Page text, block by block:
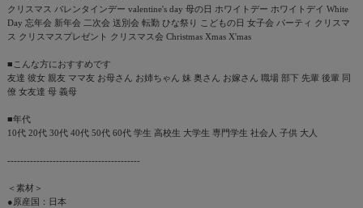
クリスマス バレンタインデー valentine's day 母の日 ホワイトデー ホワイトデイ White
Day 忘年会 新年会 二次会 送別会 転勤 ひな祭り こどもの日 女子会 パーティ クリスマ
ス クリスマスプレゼント クリスマス会 Christmas Xmas X'mas
■こんな方におすすめです
友達 彼女 親友 ママ友 お母さん お姉ちゃん 妹 奥さん お嫁さん 職場 部下 先輩 後輩 同
僚 女友達 母 義母
■年代
10代 20代 30代 40代 50代 60代 学生 高校生 大学生 専門学生 社会人 子供 大人
-----------------------------------------
＜素材＞
●原産国：日本